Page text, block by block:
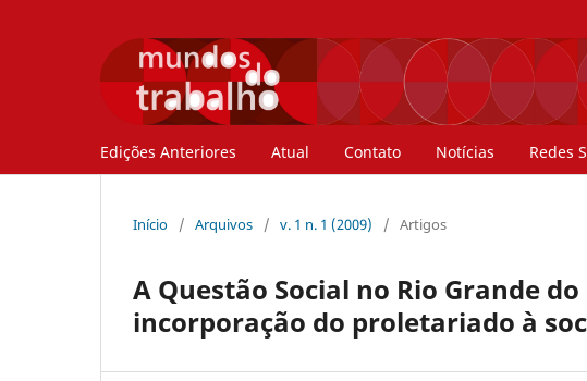
Edições Anteriores Atual Contato Notícias Redes
Início / Arquivos / v. 1 n. 1 (2009) / Artigos
A Questão Social no Rio Grande
incorporação do proletariado à